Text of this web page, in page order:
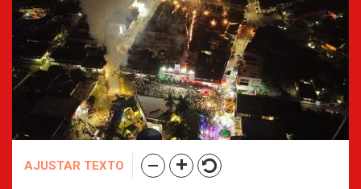
AJUSTAR TEXTO